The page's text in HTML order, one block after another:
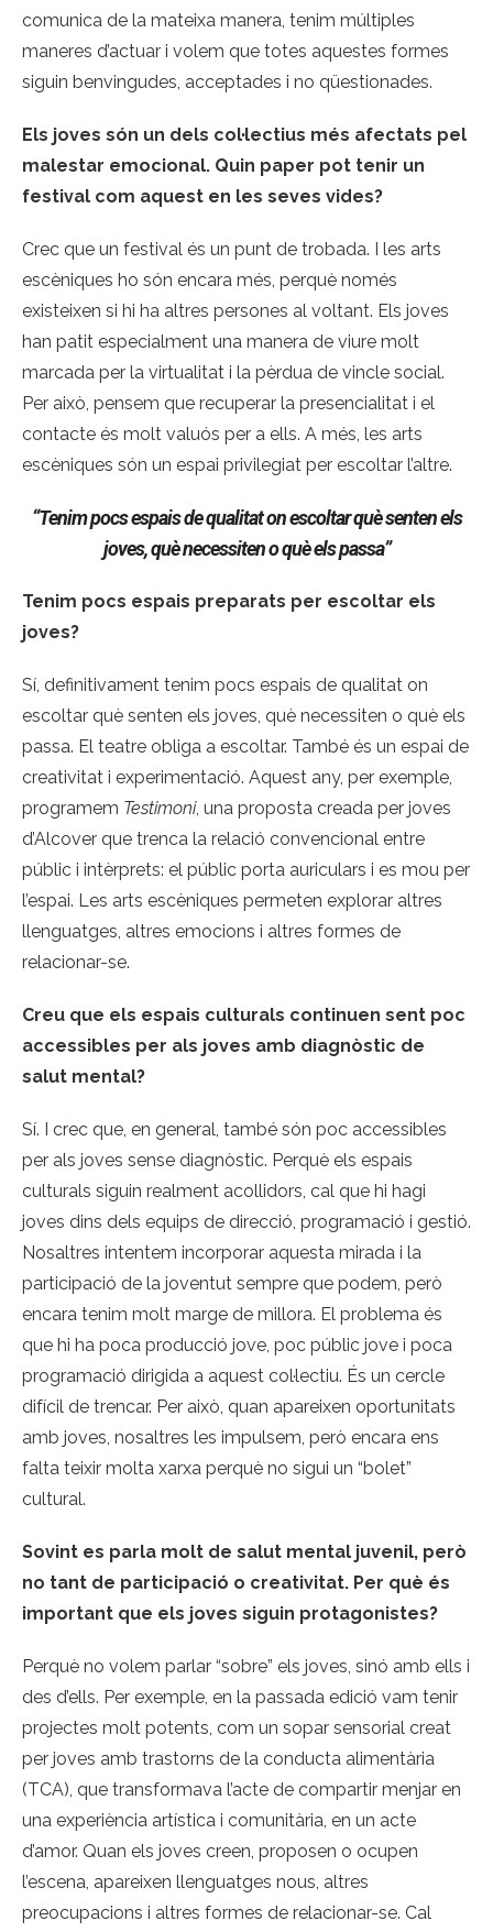
comunica de la mateixa manera, tenim múltiples
maneres d’actuar i volem que totes aquestes formes
siguin benvingudes, acceptades i no qüestionades.
Els joves són un dels col·lectius més afectats pel
malestar emocional. Quin paper pot tenir un
festival com aquest en les seves vides?
Crec que un festival és un punt de trobada. I les arts
escèniques ho són encara més, perquè només
existeixen si hi ha altres persones al voltant. Els joves
han patit especialment una manera de viure molt
marcada per la virtualitat i la pèrdua de vincle social.
Per això, pensem que recuperar la presencialitat i el
contacte és molt valuós per a ells. A més, les arts
escèniques són un espai privilegiat per escoltar l’altre.
“Tenim pocs espais de qualitat on escoltar què senten els
joves, què necessiten o què els passa”
Tenim pocs espais preparats per escoltar els
joves?
Sí, definitivament tenim pocs espais de qualitat on
escoltar què senten els joves, què necessiten o què els
passa. El teatre obliga a escoltar. També és un espai de
creativitat i experimentació. Aquest any, per exemple,
programem Testimoni, una proposta creada per joves
d’Alcover que trenca la relació convencional entre
públic i intèrprets: el públic porta auriculars i es mou per
l’espai. Les arts escèniques permeten explorar altres
llenguatges, altres emocions i altres formes de
relacionar-se.
Creu que els espais culturals continuen sent poc
accessibles per als joves amb diagnòstic de
salut mental?
Sí. I crec que, en general, també són poc accessibles
per als joves sense diagnòstic. Perquè els espais
culturals siguin realment acollidors, cal que hi hagi
joves dins dels equips de direcció, programació i gestió.
Nosaltres intentem incorporar aquesta mirada i la
participació de la joventut sempre que podem, però
encara tenim molt marge de millora. El problema és
que hi ha poca producció jove, poc públic jove i poca
programació dirigida a aquest col·lectiu. És un cercle
difícil de trencar. Per això, quan apareixen oportunitats
amb joves, nosaltres les impulsem, però encara ens
falta teixir molta xarxa perquè no sigui un “bolet”
cultural.
Sovint es parla molt de salut mental juvenil, però
no tant de participació o creativitat. Per què és
important que els joves siguin protagonistes?
Perquè no volem parlar “sobre” els joves, sinó amb ells i
des d’ells. Per exemple, en la passada edició vam tenir
projectes molt potents, com un sopar sensorial creat
per joves amb trastorns de la conducta alimentària
(TCA), que transformava l’acte de compartir menjar en
una experiència artística i comunitària, en un acte
d’amor. Quan els joves creen, proposen o ocupen
l’escena, apareixen llenguatges nous, altres
preocupacions i altres formes de relacionar-se. Cal